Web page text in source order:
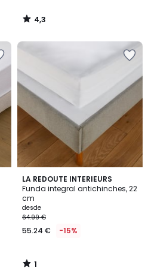
4,3
/
LA REDOUTE INTERIEURS
Funda integral antichinches, 22
cm
desde
64.99 €
55.24 € -15%
1
/
5
1
/